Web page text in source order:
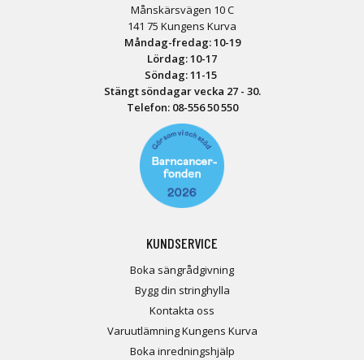
Månskärsvägen 10 C
141 75 Kungens Kurva
Måndag-fredag: 10-19
Lördag: 10-17
Söndag: 11-15
Stängt söndagar vecka 27 - 30.
Telefon: 08-556 50 550
KUNDSERVICE
Boka sängrådgivning
Bygg din stringhylla
Kontakta oss
Varuutlämning Kungens Kurva
Boka inredningshjälp